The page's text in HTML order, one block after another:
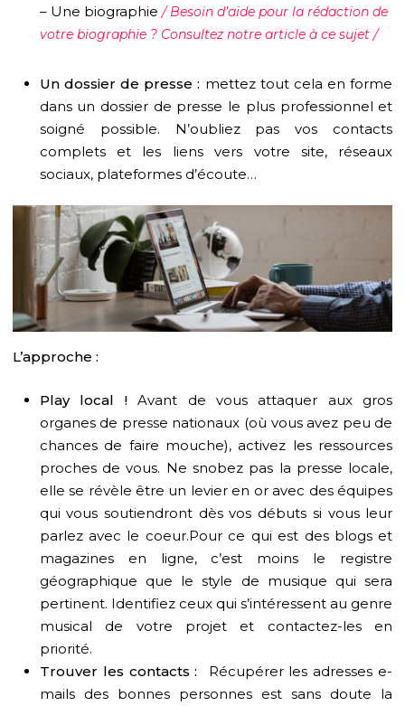
– Une biographie / Besoin d’aide pour la rédaction de
votre biographie ? Consultez notre article à ce sujet /
Un dossier de presse : mettez tout cela en forme
dans un dossier de presse le plus professionnel et
soigné possible. N’oubliez pas vos contacts
complets et les liens vers votre site, réseaux
sociaux, plateformes d’écoute…
L’approche :
Play local !Avant de vous attaquer aux gros
organes de presse nationaux (où vous avez peu de
chances de faire mouche), activez les ressources
proches de vous. Ne snobez pas la presse locale,
elle se révèle être un levier en or avec des équipes
qui vous soutiendront dès vos débuts si vous leur
parlez avec le coeur.Pour ce qui est des blogs et
magazines en ligne, c’est moins le registre
géographique que le style de musique qui sera
pertinent. Identifiez ceux qui s’intéressent au genre
musical de votre projet et contactez-les en
priorité.
Trouver les contacts :
Récupérer les adresses e-
mails des bonnes personnes est sans doute la